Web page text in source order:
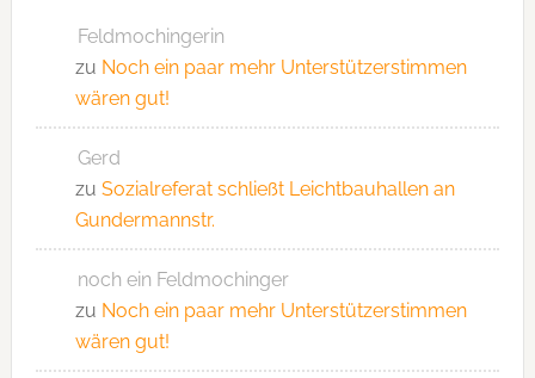
Feldmochingerin
zu Noch ein paar mehr Unterstützerstimmen
wären gut!
Gerd
zu Sozialreferat schließt Leichtbauhallen an
Gundermannstr.
noch ein Feldmochinger
zu Noch ein paar mehr Unterstützerstimmen
wären gut!